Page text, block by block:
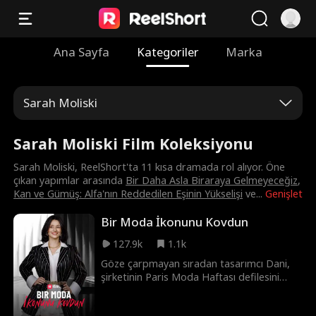
Ana Sayfa Kategoriler Marka
Sarah Moliski
Sarah Moliski Film Koleksiyonu
Genişlet
Sarah Moliski, ReelShort'ta 11 kısa dramada rol alıyor. Öne
çıkan yapımlar arasında Bir Daha Asla Biraraya Gelmeyeceğiz,
Kan ve Gümüş: Alfa'nın Reddedilen Eşinin Yükselişi ve...
Bir Moda İkonunu Kovdun
127.9k
1.1k
Göze çarpmayan sıradan tasarımcı Dani,
şirketinin Paris Moda Haftası defilesini